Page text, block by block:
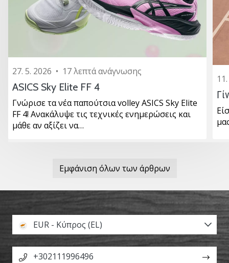
27. 5. 2026 • 17 λεπτά ανάγνωσης
ASICS Sky Elite FF 4
Γνώρισε τα νέα παπούτσια volley ASICS Sky Elite
FF 4! Ανακάλυψε τις τεχνικές ενημερώσεις και
μάθε αν αξίζει να…
Εμφάνιση όλων των άρθρων
EUR - Κύπρος (EL)
+302111996496